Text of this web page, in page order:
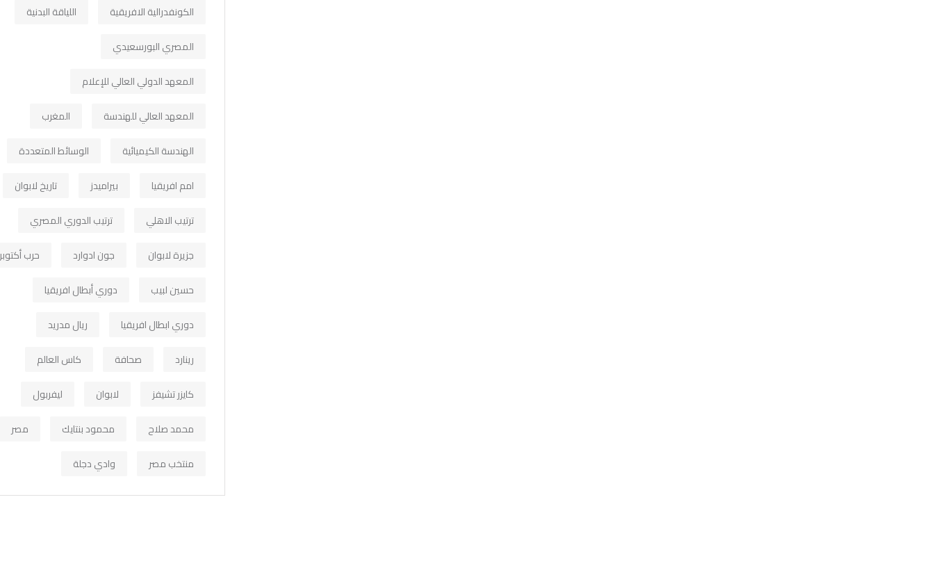
الكونفدرالية الافريقية
اللياقة البدنية
المصري البورسعيدي
المعهد الدولي العالي للإعلام
المعهد العالي للهندسة
المغرب
الهندسة الكيميائية
الوسائط المتعددة
امم افريقيا
بيراميدز
تاريخ لابوان
ترتيب الاهلي
ترتيب الدوري المصري
جزيرة لابوان
جون ادوارد
حرب أكتوبر
حسين لبيب
دوري أبطال افريقيا
دوري ابطال افريقيا
ريال مدريد
رينارد
صحافة
كاس العالم
كايزر تشيفز
لابوان
ليفربول
محمد صلاح
محمود بنتايك
مصر
منتخب مصر
وادي دجلة